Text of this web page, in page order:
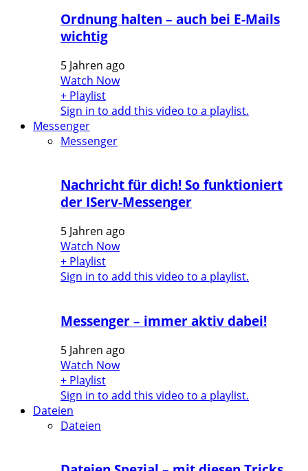
Ordnung halten – auch bei E-Mails
wichtig
5 Jahren ago
Watch Now
+ Playlist
Sign in to add this video to a playlist.
Messenger
Messenger
Nachricht für dich! So funktioniert
der IServ-Messenger
5 Jahren ago
Watch Now
+ Playlist
Sign in to add this video to a playlist.
Messenger – immer aktiv dabei!
5 Jahren ago
Watch Now
+ Playlist
Sign in to add this video to a playlist.
Dateien
Dateien